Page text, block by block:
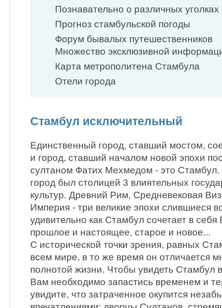
Познавательно о различных
Прогноз стамбульской погоды
Форум бывалых путешественников
Множество эксклюзивной
Карта метрополитена Стамбула
Отели города
Стамбул исключительный
Единственный город, ставший мостом,
и город, ставший началом новой эпохи
султаном Фатих Мехмедом - это Стамбул.
город был столицей 3 влиятельных
культур. Древний Рим, Средневековая
Империя - три великие эпохи слившиеся
удивительно как Стамбул сочетает в себя
прошлое и настоящее, старое и новое...
С исторической точки зрения, равных
всем мире, в то же время он отличается
полнотой жизни. Чтобы увидеть Стамбул
Вам необходимо запастись временем и
увидите, что затраченное окупится